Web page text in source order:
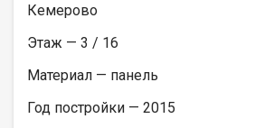
Кемерово
Этаж — 3 / 16
Материал — панель
Год постройки — 2015